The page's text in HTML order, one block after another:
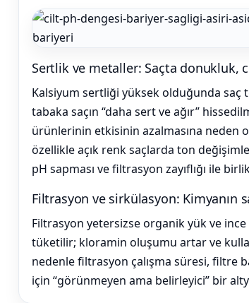
Kartuş Filtreler
Kuvars Cam
Filtre Kumu
Olimpik
Havuz Malzemeleri
Yangın Pompası
Sertlik ve metaller: Saçta donukluk,
Kalsiyum sertliği yüksek olduğunda saç
tabaka saçın “daha sert ve ağır”
ürünlerinin etkisinin azalmasına neden
özellikle açık renk saçlarda ton
pH sapması ve filtrasyon zayıflığı ile
Filtrasyon ve sirkülasyon: Kimyanın
Filtrasyon yetersizse organik yük ve
tüketilir; kloramin oluşumu artar ve
nedenle filtrasyon çalışma süresi, filtre
için “görünmeyen ama belirleyici” bir